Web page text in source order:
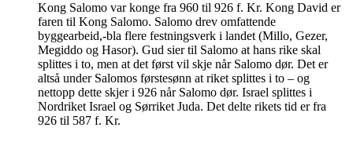
Kong Salomo var konge fra 960 til 926 f. Kr. Kong David er
faren til Kong Salomo. Salomo drev omfattende
byggearbeid,-bla flere festningsverk i landet (Millo, Gezer,
Megiddo og Hasor). Gud sier til Salomo at hans rike skal
splittes i to, men at det først vil skje når Salomo dør. Det er
altså under Salomos førstesønn at riket splittes i to – og
nettopp dette skjer i 926 når Salomo dør. Israel splittes i
Nordriket Israel og Sørriket Juda. Det delte rikets tid er fra
926 til 587 f. Kr.